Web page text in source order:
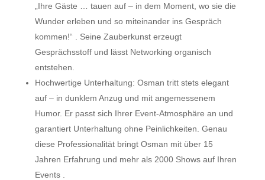
„Ihre Gäste … tauen auf – in dem Moment, wo sie die
Wunder erleben und so miteinander ins Gespräch
kommen!“
. Seine Zauberkunst erzeugt
Gesprächsstoff und lässt Networking organisch
entstehen.
Hochwertige Unterhaltung: Osman tritt stets elegant
auf – in dunklem Anzug und mit angemessenem
Humor. Er passt sich Ihrer Event-Atmosphäre an und
garantiert Unterhaltung ohne Peinlichkeiten. Genau
diese Professionalität bringt Osman mit über 15
Jahren Erfahrung und mehr als 2000 Shows auf Ihren
Events